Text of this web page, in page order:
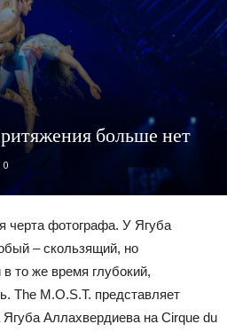
больше нет
0
черта фотографа. У Ягуба
– скользящий, но
то же время глубокий,
The M.O.S.T. представляет
Аллахвердиева на Cirque du